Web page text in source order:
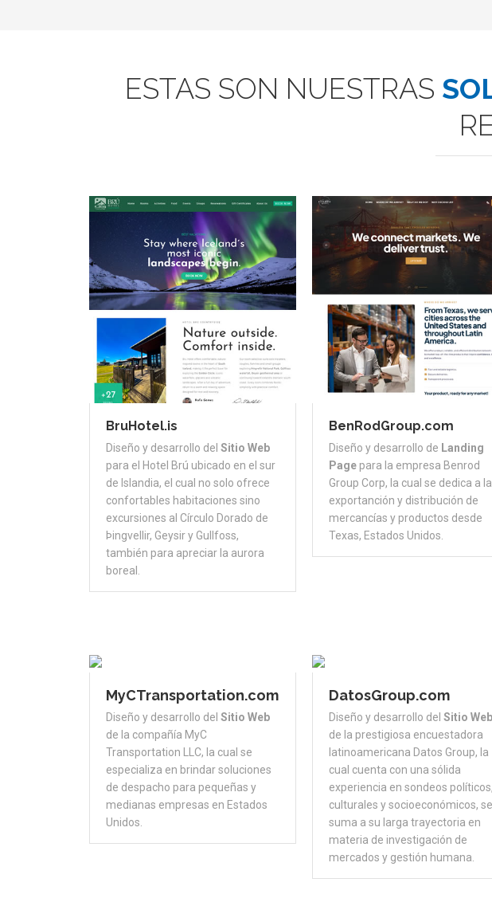
ESTAS SON NUESTRAS
BruHotel.is
Diseño y desarrollo del Sitio Web
para el Hotel Brú ubicado en el sur
de Islandia, el cual no solo ofrece
confortables habitaciones sino
excursiones al Círculo Dorado de
Þingvellir, Geysir y Gullfoss,
también para apreciar la aurora
boreal.
BenRodGroup.com
Diseño y desarrollo de Landing
Page para la empresa Benrod
Group Corp, la cual se dedica a la
exportanción y distribución de
mercancías y productos desde
Texas, Estados Unidos.
MyCTransportation.com
Diseño y desarrollo del Sitio Web
de la compañía MyC
Transportation LLC, la cual se
especializa en brindar soluciones
de despacho para pequeñas y
medianas empresas en Estados
Unidos.
DatosGroup.com
Diseño y desarrollo del Sitio Web
de la prestigiosa encuestadora
latinoamericana Datos Group, la
cual cuenta con una sólida
experiencia en sondeos políticos,
culturales y socioeconómicos, se
suma a su larga trayectoria en
materia de investigación de
mercados y gestión humana.